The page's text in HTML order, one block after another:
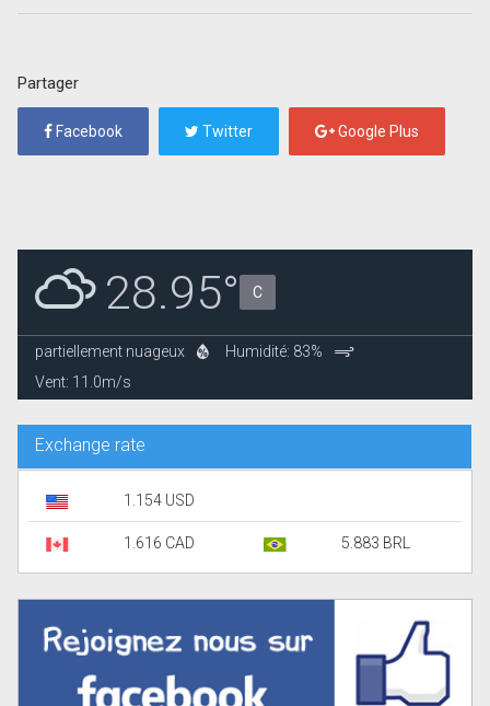
Partager
Facebook Twitter Google Plus
28.95° C
partiellement nuageux
Humidité: 83%
Vent: 11.0m/s
Exchange rate
1.154 USD
1.616 CAD 5.883 BRL